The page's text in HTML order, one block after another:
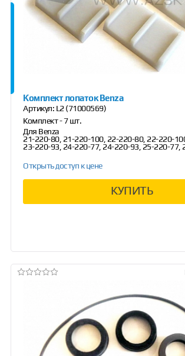
Комплект лопаток Benza
Артикул: L2 (71000569)
Комплект - 7 шт.
Для Benza
21-220-80, 21-220-100, 22-220-80, 22-220-
23-220-93, 24-220-77, 24-220-93, 25-220-77,
Открыть доступ к цене
КУПИТЬ